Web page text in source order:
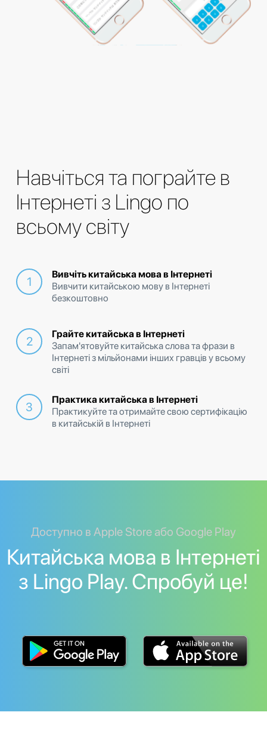
Навчіться та пограйте в
Інтернеті з Lingo по
всьому світу
Вивчіть китайська мова в Інтернеті
Вивчити китайською мову в Інтернеті
безкоштовно
Грайте китайська в Інтернеті
Запам'ятовуйте китайська слова та фрази в
Інтернеті з мільйонами інших гравців у всьому
світі
Практика китайська в Інтернеті
Практикуйте та отримайте свою сертифікацію
в китайській в Інтернеті
Доступно в Apple Store або Google Play
Китайська мова в Інтернеті
з Lingo Play. Спробуй це!